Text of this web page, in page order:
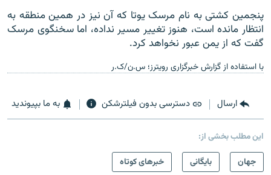
پنجمین کشتی به نام مرسک یوتا که آن نیز در همین منطقه به
انتظار مانده است، هنوز تغییر مسیر نداده، اما سخنگوی مرسک
گفت که از یمن عبور نخواهد کرد.
با استفاده از گزارش خبرگزاری رویترز؛ س.ن/ک.ر
ارسال دسترسی بدون فیلترشکن به ما بپیوندید
این مطلب بخشی از:
جهان
بایگانی خبرهای کوتاه